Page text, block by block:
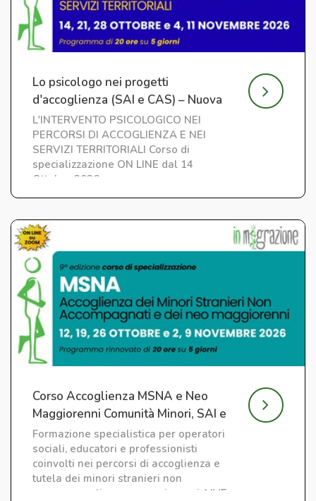
Lo psicologo nei progetti
d'accoglienza (SAI e CAS) – Nuova
edizione
L'INTERVENTO PSICOLOGICO NEI
PERCORSI DI ACCOGLIENZA E NEI
SERVIZI TERRITORIALI Corso di
specializzazione ON LINE dal 14
Ottobre 2026
Corso Accoglienza MSNA e Neo
Maggiorenni Comunità Minori, SAI e
CAS
Formazione specialistica per operatori
sociali, educatori e professionisti
coinvolti nei percorsi di accoglienza e
tutela dei minori stranieri non
accompagnati e neo maggiorenni. LIVE